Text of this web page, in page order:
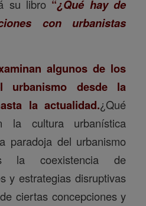
su libro “¿Qué hay de
con urbanistas
algunos de los
urbanismo desde la
la actualidad.¿Qué
cultura urbanística
paradoja del urbanismo
la coexistencia de
y estrategias disruptivas
ciertas concepciones y